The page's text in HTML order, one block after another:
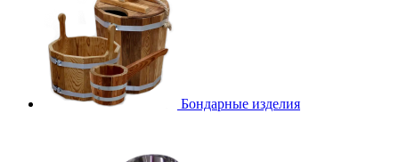
Бондарные изделия